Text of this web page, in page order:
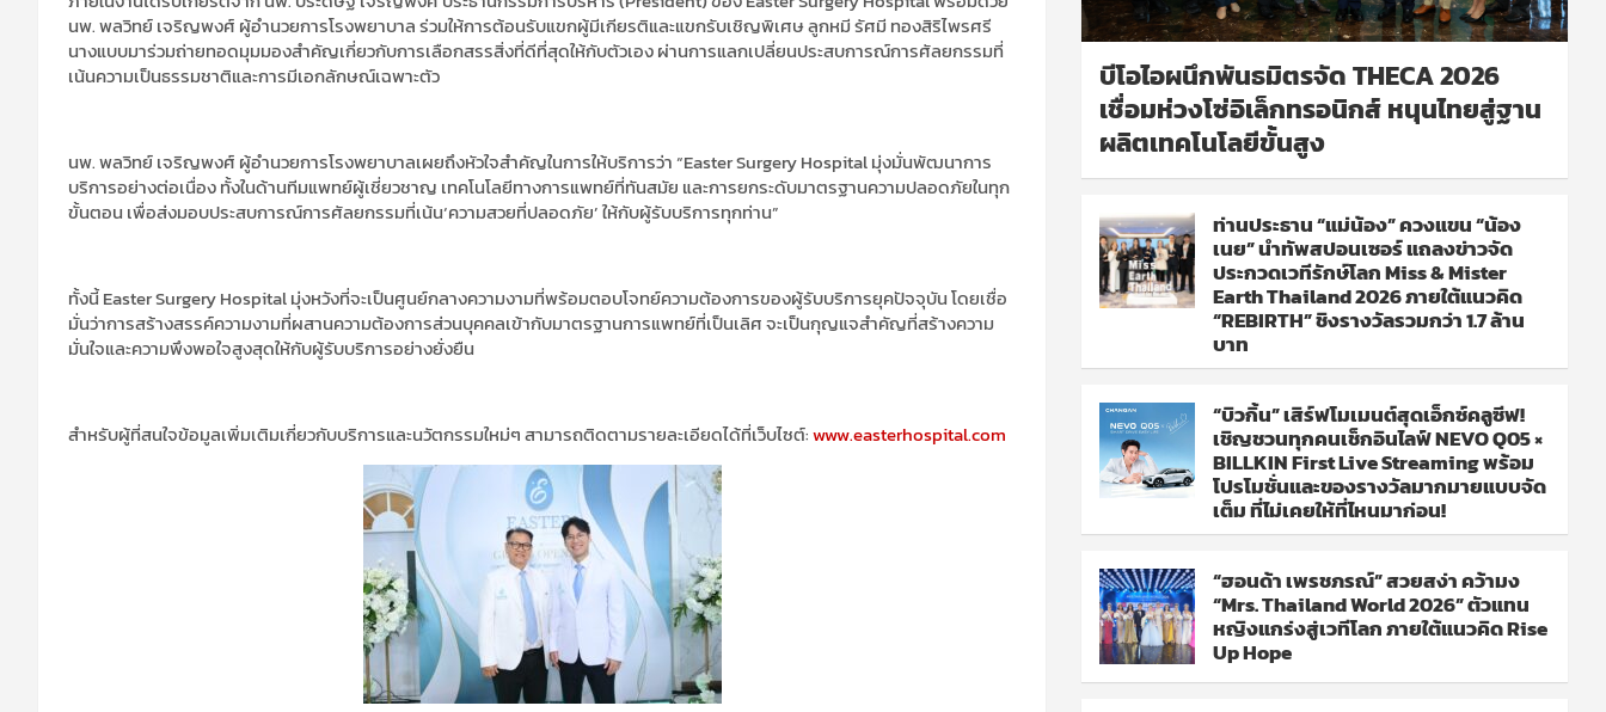
นพ.พลวิทย์เจริญพงศ์ ผู้อำนวยการโรงพยาบาลร่วมให้การต้อนรับแขกผู้มีเกียรติและแขกรับเชิญพิเศษลูกหมี รัศมี ทองสิริไพรศรี
นางแบบมาร่วมถ่ายทอดมุมมองสำคัญเกี่ยวกับการเลือกสรรสิ่งที่ดีที่สุดให้กับตัวเองผ่านการแลกเปลี่ยนประสบการณ์การศัลยกรรมที่
เน้นความเป็นธรรมชาติและการมีเอกลักษณ์เฉพาะตัว
นพ.พลวิทย์เจริญพงศ์ ผู้อำนวยการโรงพยาบาลเผยถึงหัวใจสำคัญในการให้บริการว่า“Easter Surgery Hospitalมุ่งมั่นพัฒนาการ
บริการอย่างต่อเนื่องทั้งในด้านทีมแพทย์ผู้เชี่ยวชาญ เทคโนโลยีทางการแพทย์ที่ทันสมัย และการยกระดับมาตรฐานความปลอดภัยในทุก
ขั้นตอน เพื่อส่งมอบประสบการณ์การศัลยกรรมที่เน้น‘ความสวยที่ปลอดภัย’ให้กับผู้รับบริการทุกท่าน”
ทั้งนี้Easter Surgery Hospitalมุ่งหวังที่จะเป็นศูนย์กลางความงามที่พร้อมตอบโจทย์ความต้องการของผู้รับบริการยุคปัจจุบันโดยเชื่อ
มั่นว่าการสร้างสรรค์ความงามที่ผสานความต้องการส่วนบุคคลเข้ากับมาตรฐานการแพทย์ที่เป็นเลิศจะเป็นกุญแจสำคัญที่สร้างความ
มั่นใจและความพึงพอใจสูงสุดให้กับผู้รับบริการอย่างยั่งยืน
สำหรับผู้ที่สนใจข้อมูลเพิ่มเติมเกี่ยวกับบริการและนวัตกรรมใหม่ๆสามารถติดตามรายละเอียดได้ที่เว็บไซต์:www.easterhospital.com
บีโอไอผนึกพันธมิตรจัด THECA 2026
เชื่อมห่วงโซ่อิเล็กทรอนิกส์ หนุนไทยสู่ฐาน
ผลิตเทคโนโลยีขั้นสูง
ท่านประธาน “แม่น้อง” ควงแขน “น้อง
เนย” นำทัพสปอนเซอร์ แถลงข่าวจัด
ประกวดเวทีรักษ์โลก Miss & Mister
Earth Thailand 2026 ภายใต้แนวคิด
“REBIRTH” ชิงรางวัลรวมกว่า 1.7 ล้าน
บาท
“บิวกิ้น” เสิร์ฟโมเมนต์สุดเอ็กซ์คลูซีฟ!
เชิญชวนทุกคนเช็กอินไลฟ์ NEVO Q05 ×
BILLKIN First Live Streaming พร้อม
โปรโมชั่นและของรางวัลมากมายแบบจัด
เต็ม ที่ไม่เคยให้ที่ไหนมาก่อน!
“ฮอนด้า เพรชภรณ์” สวยสง่า คว้ามง
“Mrs. Thailand World 2026” ตัวแทน
หญิงแกร่งสู่เวทีโลก ภายใต้แนวคิด Rise
Up Hope